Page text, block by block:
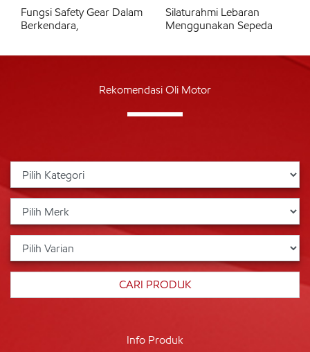
Fungsi Safety Gear Dalam
Berkendara,
Silaturahmi Lebaran
Menggunakan Sepeda
Rekomendasi Oli Motor
Info Produk